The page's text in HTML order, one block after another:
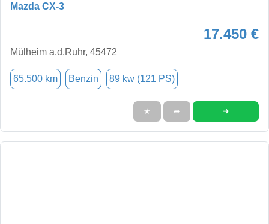
Mazda CX-3
17.450 €
Mülheim a.d.Ruhr, 45472
65.500 km Benzin 89 kw (121 PS)
★ ➦ ➜